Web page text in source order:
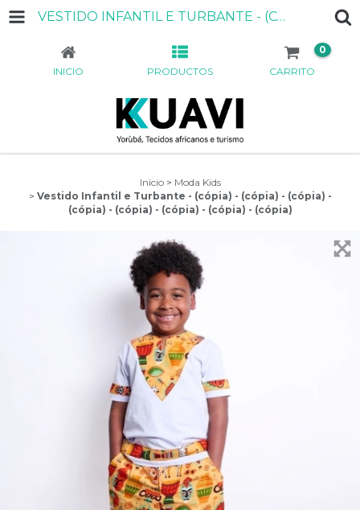
VESTIDO INFANTIL E TURBANTE - (CÓPIA) - (CÓPIA) - (CÓPIA) - (CÓPIA) - (CÓPIA) - (CÓPIA) - (CÓPIA) - (CÓPIA)
INICIO PRODUCTOS CARRITO
0
Inicio > Moda Kids
> Vestido Infantil e Turbante - (cópia) - (cópia) - (cópia) -
(cópia) - (cópia) - (cópia) - (cópia) - (cópia)